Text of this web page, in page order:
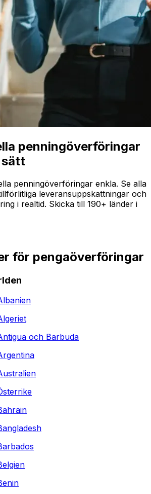
penningöverföringar
sätt
penningöverföringar enkla. Se alla
leveransuppskattningar och
i realtid. Skicka till 190+ länder i
för pengaöverföringar
och Barbuda